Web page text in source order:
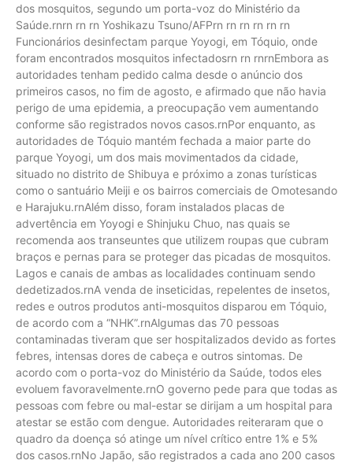
dos mosquitos, segundo um porta-voz do Ministério da
Saúde.rnrn rn rn Yoshikazu Tsuno/AFPrn rn rn rn rn rn
Funcionários desinfectam parque Yoyogi, em Tóquio, onde
foram encontrados mosquitos infectadosrn rn rnrnEmbora as
autoridades tenham pedido calma desde o anúncio dos
primeiros casos, no fim de agosto, e afirmado que não havia
perigo de uma epidemia, a preocupação vem aumentando
conforme são registrados novos casos.rnPor enquanto, as
autoridades de Tóquio mantém fechada a maior parte do
parque Yoyogi, um dos mais movimentados da cidade,
situado no distrito de Shibuya e próximo a zonas turísticas
como o santuário Meiji e os bairros comerciais de Omotesando
e Harajuku.rnAlém disso, foram instalados placas de
advertência em Yoyogi e Shinjuku Chuo, nas quais se
recomenda aos transeuntes que utilizem roupas que cubram
braços e pernas para se proteger das picadas de mosquitos.
Lagos e canais de ambas as localidades continuam sendo
dedetizados.rnA venda de inseticidas, repelentes de insetos,
redes e outros produtos anti-mosquitos disparou em Tóquio,
de acordo com a “NHK”.rnAlgumas das 70 pessoas
contaminadas tiveram que ser hospitalizados devido as fortes
febres, intensas dores de cabeça e outros sintomas. De
acordo com o porta-voz do Ministério da Saúde, todos eles
evoluem favoravelmente.rnO governo pede para que todas as
pessoas com febre ou mal-estar se dirijam a um hospital para
atestar se estão com dengue. Autoridades reiteraram que o
quadro da doença só atinge um nível crítico entre 1% e 5%
dos casos.rnNo Japão, são registrados a cada ano 200 casos